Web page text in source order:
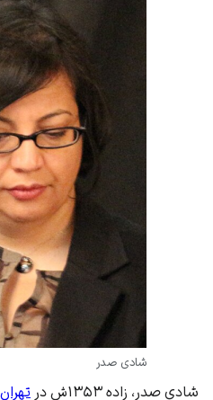
شادی صدر
شادی صدر، زاده ۱۳۵۳ش در تهران